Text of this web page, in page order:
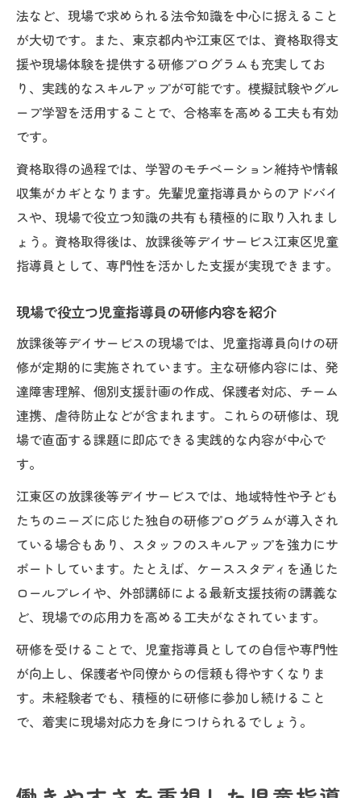
法など、現場で求められる法令知識を中心に据えること
が大切です。また、東京都内や江東区では、資格取得支
援や現場体験を提供する研修プログラムも充実してお
り、実践的なスキルアップが可能です。模擬試験やグル
ープ学習を活用することで、合格率を高める工夫も有効
です。
資格取得の過程では、学習のモチベーション維持や情報
収集がカギとなります。先輩児童指導員からのアドバイ
スや、現場で役立つ知識の共有も積極的に取り入れまし
ょう。資格取得後は、放課後等デイサービス江東区児童
指導員として、専門性を活かした支援が実現できます。
現場で役立つ児童指導員の研修内容を紹介
放課後等デイサービスの現場では、児童指導員向けの研
修が定期的に実施されています。主な研修内容には、発
達障害理解、個別支援計画の作成、保護者対応、チーム
連携、虐待防止などが含まれます。これらの研修は、現
場で直面する課題に即応できる実践的な内容が中心で
す。
江東区の放課後等デイサービスでは、地域特性や子ども
たちのニーズに応じた独自の研修プログラムが導入され
ている場合もあり、スタッフのスキルアップを強力にサ
ポートしています。たとえば、ケーススタディを通じた
ロールプレイや、外部講師による最新支援技術の講義な
ど、現場での応用力を高める工夫がなされています。
研修を受けることで、児童指導員としての自信や専門性
が向上し、保護者や同僚からの信頼も得やすくなりま
す。未経験者でも、積極的に研修に参加し続けること
で、着実に現場対応力を身につけられるでしょう。